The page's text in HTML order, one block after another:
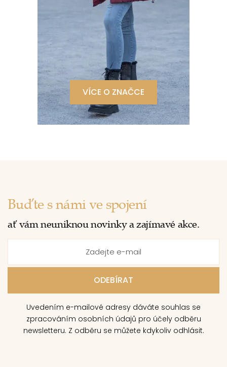
VÍCE O ZNAČCE
Buďte s námi ve spojení
ať vám neuniknou novinky a zajímavé akce.
Uvedením e-mailové adresy dáváte souhlas se
zpracováním osobních údajů pro účely odběru
newsletteru. Z odběru se můžete kdykoliv odhlásit.